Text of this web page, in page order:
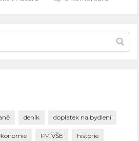
deník doplatek na bydlení
FM VŠE historie